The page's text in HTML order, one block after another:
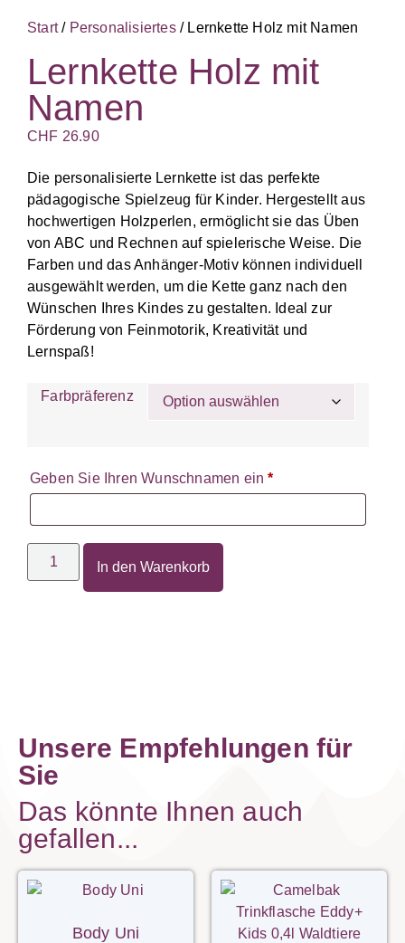
Start/ Personalisiertes/ Lernkette Holz mit Namen
Lernkette Holz mit
Namen
CHF 26.90
Die personalisierte Lernkette ist das perfekte
pädagogische Spielzeug für Kinder. Hergestellt aus
hochwertigen Holzperlen, ermöglicht sie das Üben
von ABC und Rechnen auf spielerische Weise. Die
Farben und das Anhänger-Motiv können individuell
ausgewählt werden, um die Kette ganz nach den
Wünschen Ihres Kindes zu gestalten. Ideal zur
Förderung von Feinmotorik, Kreativität und
Lernspaß!
Farbpräferenz
Geben Sie Ihren Wunschnamen ein*
In den Warenkorb
Unsere Empfehlungen für
Sie
Das könnte Ihnen auch
gefallen...
Body Uni